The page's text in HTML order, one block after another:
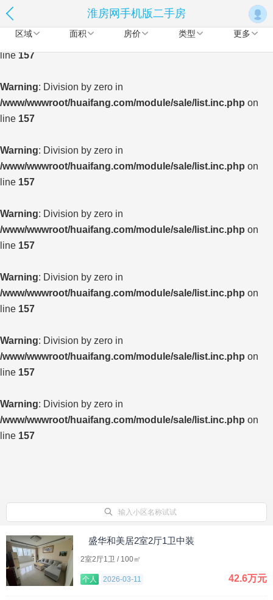
Warning
/www/wwwroot/huaifang.com/module/sale/list.inc.phpon
line157
Warning: Division by zero in
/www/wwwroot/huaifang.com/module/sale/list.inc.php on
line 157
Warning: Division by zero in
/www/wwwroot/huaifang.com/module/sale/list.inc.php on
line 157
Warning: Division by zero in
/www/wwwroot/huaifang.com/module/sale/list.inc.php on
line 157
Warning: Division by zero in
/www/wwwroot/huaifang.com/module/sale/list.inc.php on
line 157
Warning: Division by zero in
/www/wwwroot/huaifang.com/module/sale/list.inc.php on
line 157
Warning: Division by zero in
/www/wwwroot/huaifang.com/module/sale/list.inc.php on
line 157
淮房网手机版二手房
区域 面积 房价 类型 更多
输入小区名称试试
盛华和美居2室2厅1卫中装
2室2厅1卫 / 100㎡
个人 2026-03-11 42.6万元